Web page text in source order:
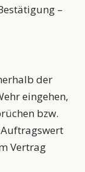
–
der
eingehen,
bzw.
Vertrag